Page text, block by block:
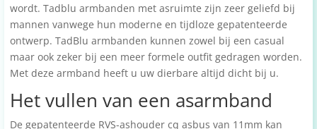
wordt. Tadblu armbanden met asruimte zijn zeer geliefd bij
mannen vanwege hun moderne en tijdloze gepatenteerde
ontwerp. TadBlu armbanden kunnen zowel bij een casual
maar ook zeker bij een meer formele outfit gedragen worden.
Met deze armband heeft u uw dierbare altijd dicht bij u.
Het vullen van een asarmband
De gepatenteerde RVS-ashouder cq asbus van 11mm kan